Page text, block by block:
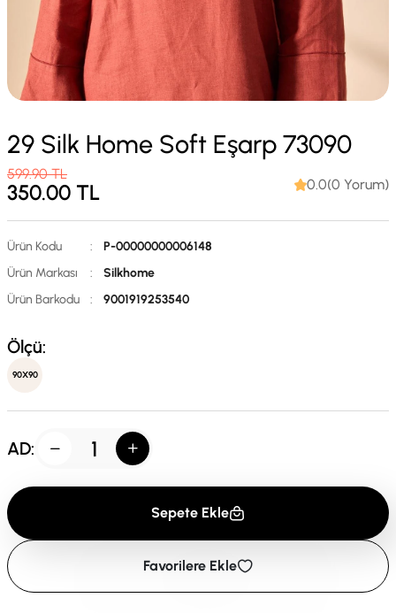
29 Silk Home Soft Eşarp 73090
599.90TL
350.00 TL 0.0(0 Yorum)
Ürün Kodu :
P-00000000006148
Ürün Markası
:
Silkhome
Ürün Barkodu
: 9001919253540
Ölçü:
90X90
AD:
Sepete Ekle
Favorilere Ekle